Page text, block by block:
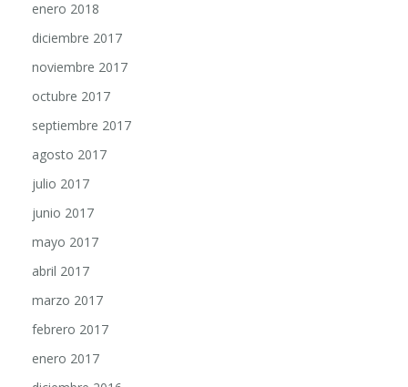
enero 2018
diciembre 2017
noviembre 2017
octubre 2017
septiembre 2017
agosto 2017
julio 2017
junio 2017
mayo 2017
abril 2017
marzo 2017
febrero 2017
enero 2017